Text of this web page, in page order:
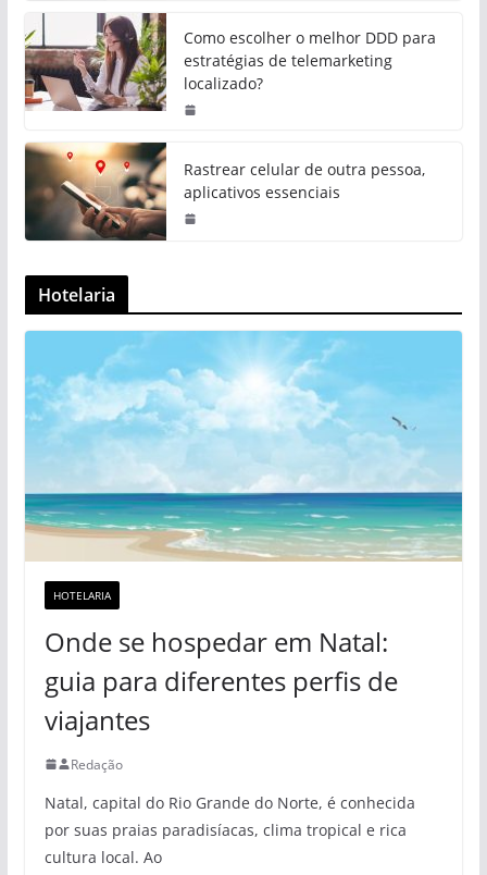
Como escolher o melhor DDD para
estratégias de telemarketing
localizado?
Rastrear celular de outra pessoa,
aplicativos essenciais
Hotelaria
HOTELARIA
Onde se hospedar em Natal:
guia para diferentes perfis de
viajantes
Redação
Natal, capital do Rio Grande do Norte, é conhecida
por suas praias paradisíacas, clima tropical e rica
cultura local. Ao